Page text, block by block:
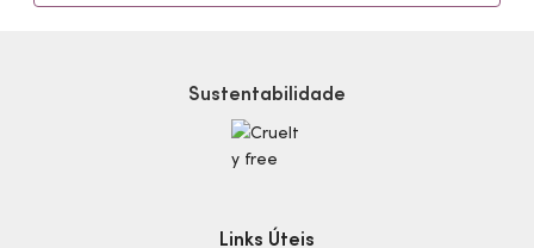
Sustentabilidade
Links Úteis